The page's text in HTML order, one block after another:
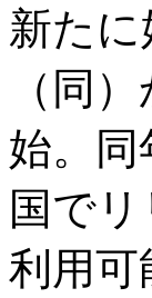
新た
（同
始。同
国で
利用可